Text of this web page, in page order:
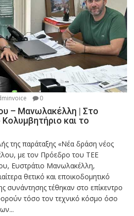
0
– Μανωλακέλλη | Στο
και το
της παράταξης «Νέα δράση νέος
με τον Πρόεδρο του ΤΕΕ
Ευστράτιο Μανωλακέλλη,
θετικό και εποικοδομητικό
συνάντησης τέθηκαν στο επίκεντρο
τόσο τον τεχνικό κόσμο όσο